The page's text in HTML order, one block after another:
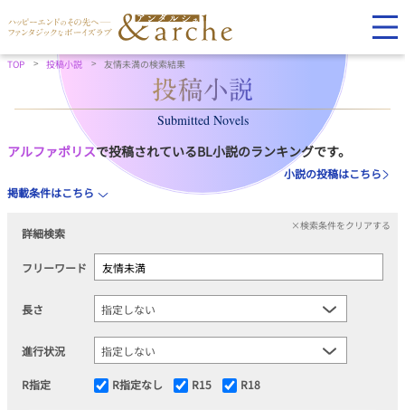
TOP 投稿小説 友情未満の検索結果
Submitted Novels
アルファポリスで投稿されているBL小説のランキングです。
小説の投稿はこちら
掲載条件はこちら
詳細検索
×検索条件をクリアする
フリーワード
長さ
進行状況
R指定 R指定なし R15 R18